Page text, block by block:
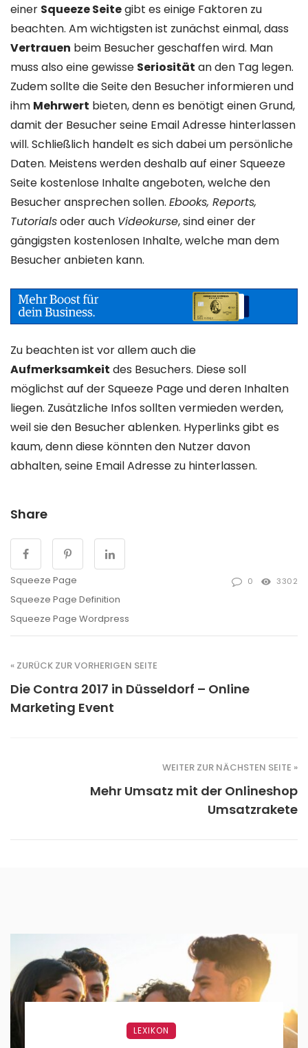
einer Squeeze Seitegibt es einige Faktoren zu
beachten. Am wichtigsten ist zunächst einmal, dass
Vertrauen beim Besucher geschaffen wird. Man
muss also eine gewisse Seriosität an den Tag legen.
Zudem sollte die Seite den Besucher informieren und
ihm Mehrwert bieten, denn es benötigt einen Grund,
damit der Besucher seine Email Adresse hinterlassen
will. Schließlich handelt es sich dabei um persönliche
Daten. Meistens werden deshalb auf einer Squeeze
Seite kostenlose Inhalte angeboten, welche den
Besucher ansprechen sollen. Ebooks, Reports,
Tutorialsoder auch Videokurse, sind einer der
gängigsten kostenlosen Inhalte, welche man dem
Besucher anbieten kann.
Zu beachten ist vor allem auch die
Aufmerksamkeit des Besuchers. Diese soll
möglichst auf der Squeeze Page und deren Inhalten
liegen. Zusätzliche Infos sollten vermieden werden,
weil sie den Besucher ablenken. Hyperlinks gibt es
kaum, denn diese könnten den Nutzer davon
abhalten, seine Email Adresse zu hinterlassen.
Share
Squeeze Page
Squeeze Page Definition
Squeeze Page Wordpress
0 3302
« ZURÜCK ZUR VORHERIGEN SEITE
Die Contra 2017 in Düsseldorf – Online
Marketing Event
WEITER ZUR NÄCHSTEN SEITE »
Mehr Umsatz mit der Onlineshop
Umsatzrakete
LEXIKON